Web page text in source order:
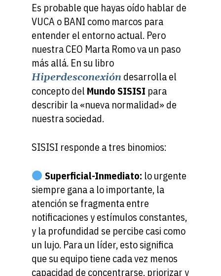
Es probable que hayas oído hablar de
VUCA o BANI como marcos para
entender el entorno actual. Pero
nuestra CEO Marta Romo va un paso
más allá. En su libro
Hiperdesconexión desarrolla el
concepto del Mundo SISISI para
describir la «nueva normalidad» de
nuestra sociedad.
SISISI responde a tres binomios:
Superficial-Inmediato: lo urgente
siempre gana a lo importante, la
atención se fragmenta entre
notificaciones y estímulos constantes,
y la profundidad se percibe casi como
un lujo. Para un líder, esto significa
que su equipo tiene cada vez menos
capacidad de concentrarse, priorizar y